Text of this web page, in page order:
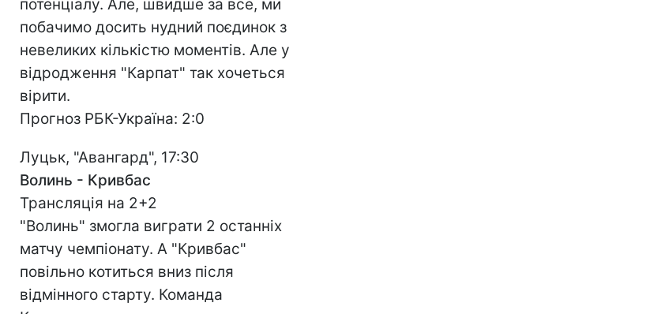
потенціалу. Але, швидше за все, ми
побачимо досить нудний поєдинок з
невеликих кількістю моментів. Але у
відродження "Карпат" так хочеться
вірити.
Прогноз РБК-Україна: 2:0
Луцьк, "Авангард", 17:30
Волинь - Кривбас
Трансляція на 2+2
"Волинь" змогла виграти 2 останніх
матчу чемпіонату. А "Кривбас"
повільно котиться вниз після
відмінного старту. Команда